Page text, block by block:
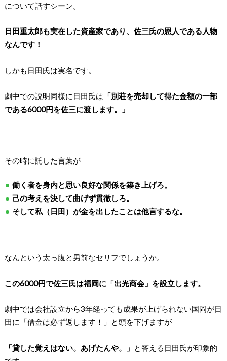
について話すシーン。
日田重太郎も実在した資産家であり、佐三氏の恩人である人物
なんです！
しかも日田氏は実名です。
劇中での説明同様に日田氏は 「別荘を売却して得た金額の一部
である6000円を佐三に渡します。」
その時に託した言葉が
働く者を身内と思い良好な関係を築き上げろ。
己の考えを決して曲げず貫徹しろ。
そして私（日田）が金を出したことは他言するな。
なんという太っ腹と男前なセリフでしょうか。
この6000円で佐三氏は福岡に「出光商会」を設立します。
劇中では会社設立から3年経っても成果が上げられない国岡が日
田に「借金は必ず返します！」と頭を下げますが
「貸した覚えはない。あげたんや。」 と答える日田氏が印象的